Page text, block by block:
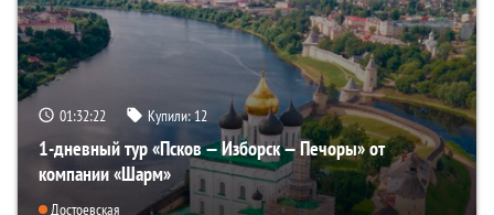
01:32:20 Купили:12
1-дневный тур «Псков — Изборск — Печоры» от
компании «Шарм»
Достоевская